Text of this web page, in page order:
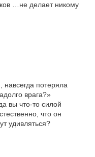
…не делает никому
потеряла
врага?»
вы что-то силой
что он
удивляться?